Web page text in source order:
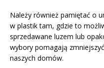
Należy również pamiętać o
w plastik tam, gdzie to
sprzedawane luzem lub
wybory pomagają
naszych domów.